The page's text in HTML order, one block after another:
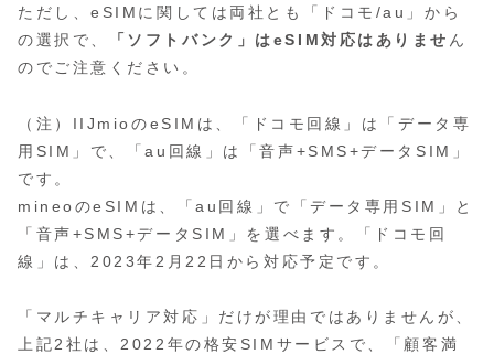
ただし、eSIMに関しては両社とも「ドコモ/au」から
の選択で、
「ソフトバンク」はeSIM対応はありませ ん
のでご注意ください。
（注）IIJmioのeSIMは、「ドコモ回線」は「データ専
用SIM」で、「au回線」は「音声+SMS+データSIM」
です。
mineoのeSIMは、「au回線」で「データ専用SIM」と
「音声+SMS+データSIM」を選べます。「ドコモ回
線」は、2023年2月22日から対応予定です。
「マルチキャリア対応」だけが理由ではありませんが、
上記2社は、2022年の格安SIMサービスで、「顧客満